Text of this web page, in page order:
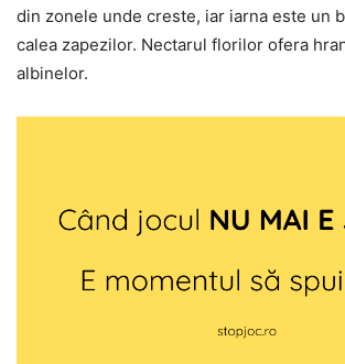
din zonele unde creste, iar iarna este un
calea zapezilor. Nectarul florilor ofera
albinelor.